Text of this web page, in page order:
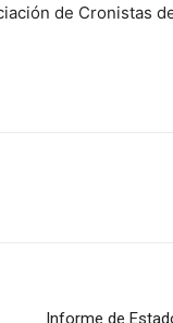
de Cronistas
Informe de